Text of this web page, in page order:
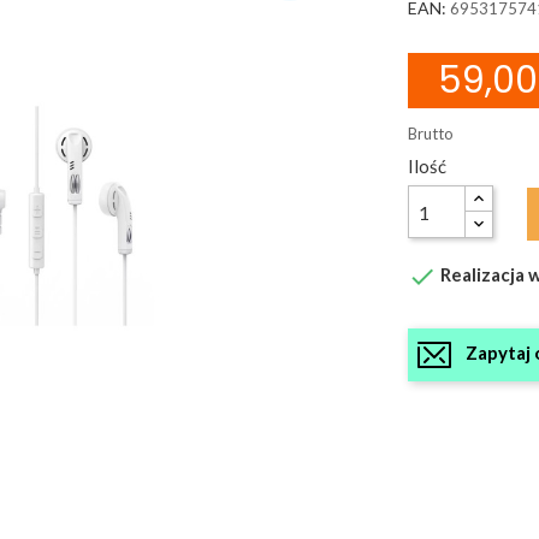
EAN:
59,00
Brutto
Ilość
 Realizacja
Zapytaj